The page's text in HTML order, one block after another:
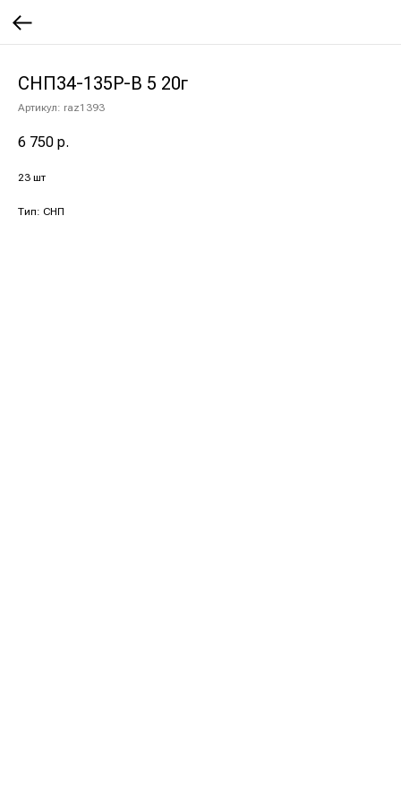
СНП34-135Р-В 5 20г
Артикул: raz1393
6 750 р.
23 шт
Тип: СНП